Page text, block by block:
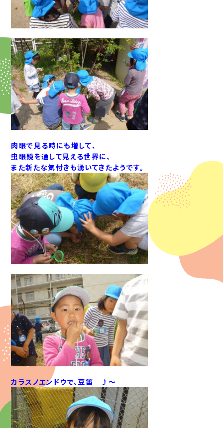
肉眼で見る時にも増して、
虫眼鏡を通して見える世界に、
また新たな気付きも湧いてきたようです。
カラスノエンドウで、豆笛 ♪～